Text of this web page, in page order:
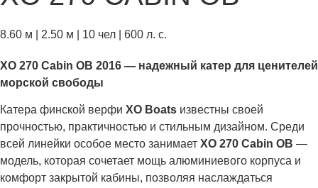
8.60 м | 2.50 м | 10 чел | 600 л. с.
XO 270 Cabin OB 2016 — надежный катер для ценителей
морской свободы
Катера финской верфи XO Boats известны своей
прочностью, практичностью и стильным дизайном. Среди
всей линейки особое место занимает XO 270 Cabin OB —
модель, которая сочетает мощь алюминиевого корпуса и
комфорт закрытой кабины, позволяя наслаждаться